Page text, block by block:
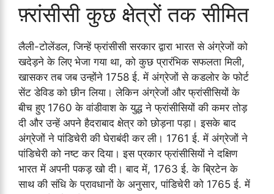
फ़्रांसीसी कुछ क्षेत्रों तक सीमित
लैली-टोलेंडल, जिन्हें फ्रांसीसी सरकार द्वारा भारत से अंग्रेजों को
खदेड़ने के लिए भेजा गया था, को कुछ प्रारंभिक सफलता मिली,
खासकर तब जब उन्होंने 1758 ई. में अंग्रेजों से कडलोर के फोर्ट
सेंट डेविड को छीन लिया। लेकिन अंग्रेजों और फ्रांसीसियों के
बीच हुए 1760 के वांडीवाश के युद्ध ने फ्रांसीसियों की कमर तोड़
दी और उन्हें अपने हैदराबाद क्षेत्र को छोड़ना पड़ा। इसके बाद
अंग्रेजों ने पांडिचेरी की घेराबंदी कर ली। 1761 ई. में अंग्रेजों ने
पांडिचेरी को नष्ट कर दिया। इस प्रकार फ्रांसीसियों ने दक्षिण
भारत में अपनी पकड़ खो दी। बाद में, 1763 ई. के ब्रिटेन के
साथ की संधि के प्रावधानों के अनुसार, पांडिचेरी को 1765 ई. में